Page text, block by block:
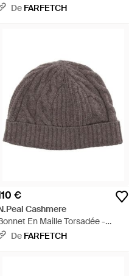
De FARFETCH
€
Cashmere
En Maille Torsadée -
De FARFETCH